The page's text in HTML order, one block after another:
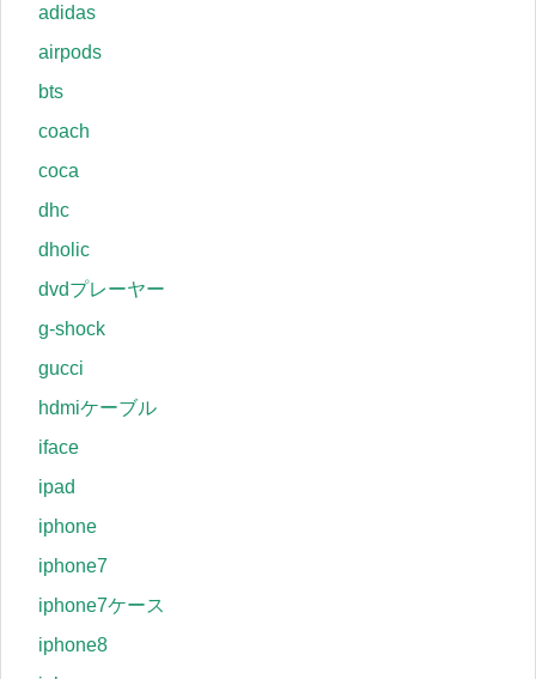
adidas
airpods
bts
coach
coca
dhc
dholic
dvdプレーヤー
g-shock
gucci
hdmiケーブル
iface
ipad
iphone
iphone7
iphone7ケース
iphone8